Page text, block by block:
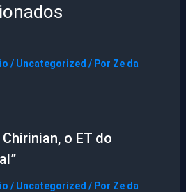
/ Uncategorized / Por Ze da
o ET do
/ Uncategorized / Por Ze da